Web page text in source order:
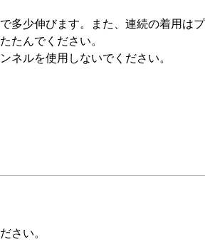
多少伸びます。また、連続の着用は
たんでください。
ネルを使用しないでください。
さい。